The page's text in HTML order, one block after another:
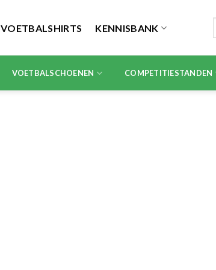
VOETBALSHIRTS KENNISBANK
VOETBALSCHOENEN COMPETITIESTANDEN